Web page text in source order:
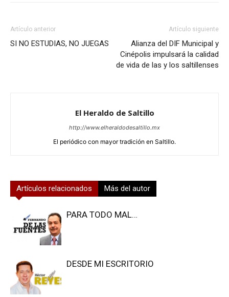
Artículo anterior
SI NO ESTUDIAS, NO JUEGAS
Artículo siguiente
Alianza del DIF Municipal y
Cinépolis impulsará la calidad
de vida de las y los saltillenses
El Heraldo de Saltillo
http://www.elheraldodesaltillo.mx
El periódico con mayor tradición en Saltillo.
Artículos relacionados Más del autor
PARA TODO MAL…
DESDE MI ESCRITORIO